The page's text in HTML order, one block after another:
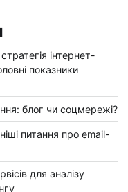
інтернет-
показники
блог чи соцмережі?
питання про email-
для аналізу